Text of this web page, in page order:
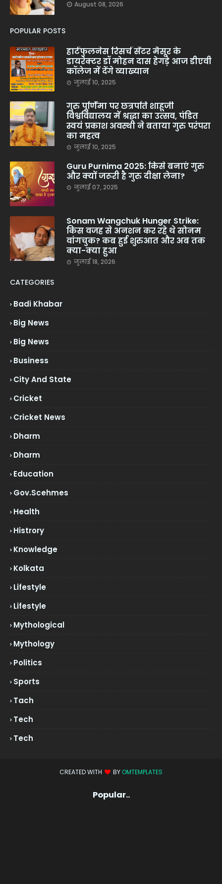
August 08, 2026
POPULAR POSTS
हार्टफुलनेस रिसर्च सेंटर मैसूर के
डायरेक्टर डॉ मोहन दास हेगड़े आज डीएवी
कॉलेज में देंगे व्याख्यान
जुलाई 10, 2025
गुरु पूर्णिमा पर छत्रपति शाहूजी
विश्वविद्यालय में श्रद्धा का उत्सव, पंडित
स्वयं प्रकाश अवस्थी ने बताया गुरु परंपरा
का महत्व
जुलाई 10, 2025
Guru Purnima 2025: किसे बनाएं गुरु
और क्यों जरूरी है गुरु दीक्षा लेना?
जुलाई 07, 2025
Sonam Wangchuk Hunger Strike:
किस वजह से अनशन कर रहे थे सोनम
वांगचुक? कब हुई शुरुआत और अब तक
क्या-क्या हुआ
जुलाई 18, 2026
CATEGORIES
Badi Khabar
Big News
Big News
Business
City And State
Cricket
Cricket News
Dharm
Dharm
Education
Gov.scehmes
Health
Histrory
Knowledge
Kolkata
Lifestyle
Lifestyle
Mythological
Mythology
Politics
Sports
Tach
Tech
Tech
CREATED WITH BY OMTEMPLATES
Popular..